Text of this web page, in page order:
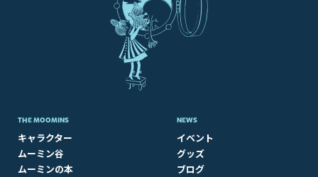
THE MOOMINS
キャラクター
ムーミン谷
ムーミンの本
NEWS
イベント
グッズ
ブログ